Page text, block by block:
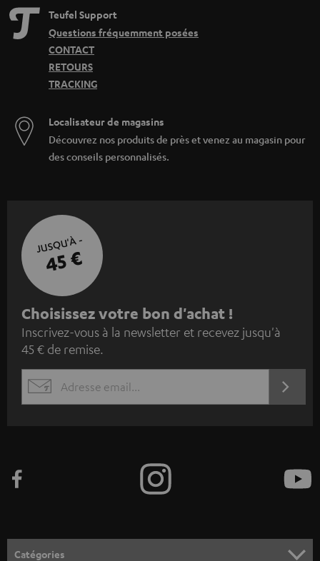
Teufel Support
Questions fréquemment posées
CONTACT
RETOURS
TRACKING
Localisateur de magasins
Découvrez nos produits de près et venez au magasin pour
des conseils personnalisés.
JUSQU'À -
45 €
I
n
s
c
z
o
Choisissez votre bon d'achat !
Inscrivez-vous à la newsletter et recevez jusqu'à
45 € de remise.
EMAIL
Catégories